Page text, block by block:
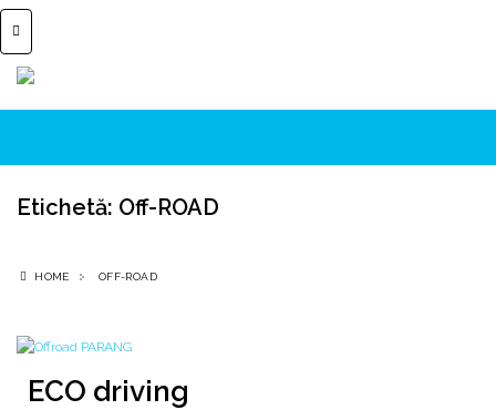
Etichetă: Off-ROAD
HOME OFF-ROAD
ECO driving